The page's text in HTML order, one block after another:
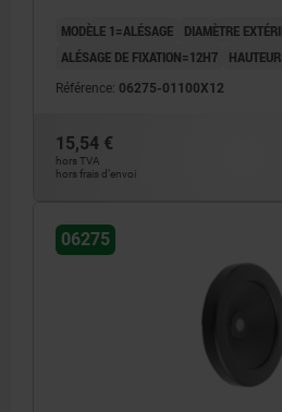
MODÈLE 1=ALÉSAGE
DIAMÈTRE
ALÉSAGE DE FIXATION=12H7
Référence: 06275-01100X12
15,54 €
hors TVA
hors frais d’envoi
06275